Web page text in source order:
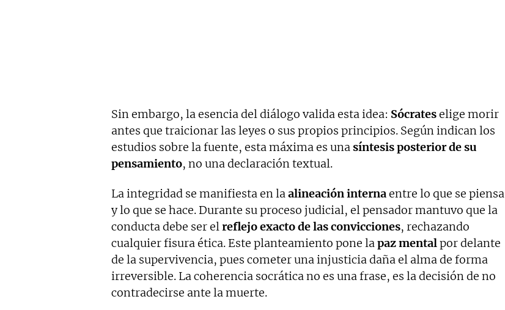
Sin embargo, la esencia del diálogo valida esta idea: Sócrateselige morir
antes que traicionar las leyes o sus propios principios. Según indican los
estudios sobre la fuente, esta máxima es unasíntesis posterior de su
pensamiento, no una declaración textual.
La integridad se manifiesta en laalineación internaentre lo que se piensa
y lo que se hace. Durante su proceso judicial, el pensador mantuvo que la
conducta debe ser elreflejo exacto de las convicciones, rechazando
cualquier fisura ética. Este planteamiento pone lapaz mentalpor delante
de la supervivencia, pues cometer una injusticia daña el alma de forma
irreversible. La coherencia socrática no es una frase, es la decisión de no
contradecirse ante la muerte.